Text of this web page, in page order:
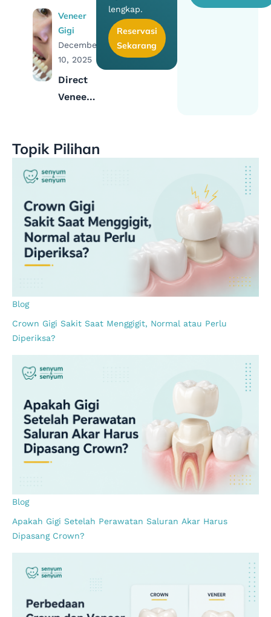
Cara
Efektif
Menutup
Gigi
Veneer
Gigi
December
10, 2025
Direct
Veneer
Harga &
lengkap.
Reservasi
Sekarang
Topik Pilihan
Blog
Crown Gigi Sakit Saat Menggigit, Normal atau Perlu
Diperiksa?
Blog
Apakah Gigi Setelah Perawatan Saluran Akar Harus
Dipasang Crown?